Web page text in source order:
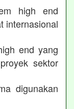
high end
internasional
end yang
sektor
digunakan